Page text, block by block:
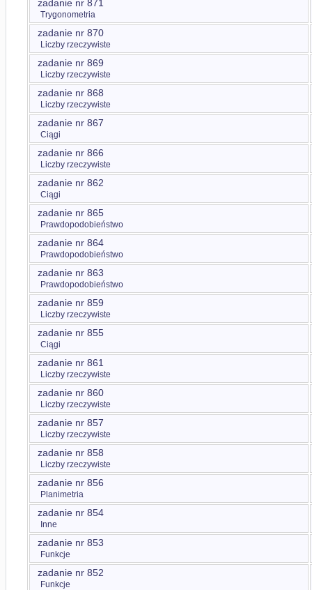
zadanie nr 871
Trygonometria
zadanie nr 870
Liczby rzeczywiste
zadanie nr 869
Liczby rzeczywiste
zadanie nr 868
Liczby rzeczywiste
zadanie nr 867
Ciągi
zadanie nr 866
Liczby rzeczywiste
zadanie nr 862
Ciągi
zadanie nr 865
Prawdopodobieństwo
zadanie nr 864
Prawdopodobieństwo
zadanie nr 863
Prawdopodobieństwo
zadanie nr 859
Liczby rzeczywiste
zadanie nr 855
Ciągi
zadanie nr 861
Liczby rzeczywiste
zadanie nr 860
Liczby rzeczywiste
zadanie nr 857
Liczby rzeczywiste
zadanie nr 858
Liczby rzeczywiste
zadanie nr 856
Planimetria
zadanie nr 854
Inne
zadanie nr 853
Funkcje
zadanie nr 852
Funkcje